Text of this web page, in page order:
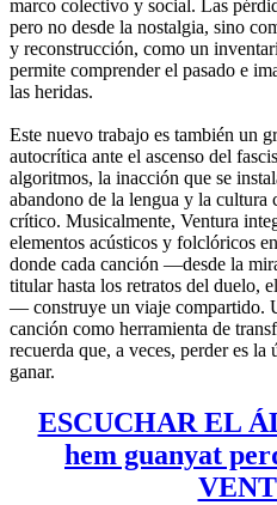
marco colectivo y social. Las
pero no desde la nostalgia, sino
y reconstrucción, como un
permite comprender el pasado e
las heridas.
Este nuevo trabajo es también un
autocrítica ante el ascenso del
algoritmos, la inacción que se
abandono de la lengua y la cultura
crítico. Musicalmente, Ventura
elementos acústicos y folclóricos
donde cada canción —desde la
titular hasta los retratos del duelo,
— construye un viaje compartido.
canción como herramienta de
recuerda que, a veces, perder es la
ganar.
ESCUCHAR EL
hem guanyat